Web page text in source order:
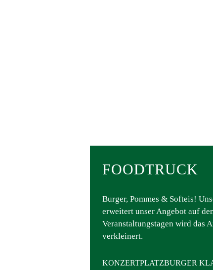
FOODTRUCK
Burger, Pommes & Softeis!
erweitert unser Angebot auf
Veranstaltungstagen wird das
verkleinert.
KONZERTPLATZBURGER